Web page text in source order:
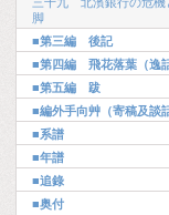
脚
■第三編 後記
■第四編 飛花落葉（逸話
■第五編 跋
■編外手向艸（寄稿及談
■系譜
■年譜
■追錄
■奥付